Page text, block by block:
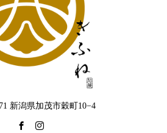
新潟県加茂市穀町10−4